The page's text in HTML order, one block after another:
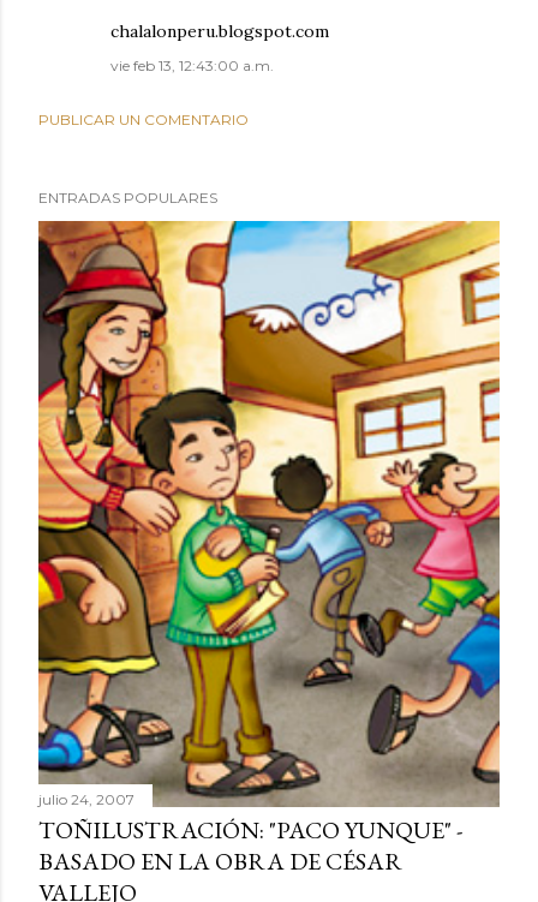
chalalonperu.blogspot.com
vie feb 13, 12:43:00 a.m.
PUBLICAR UN COMENTARIO
ENTRADAS POPULARES
julio 24, 2007
TOÑILUSTRACIÓN: "PACO YUNQUE" -
BASADO EN LA OBRA DE CÉSAR
VALLEJO